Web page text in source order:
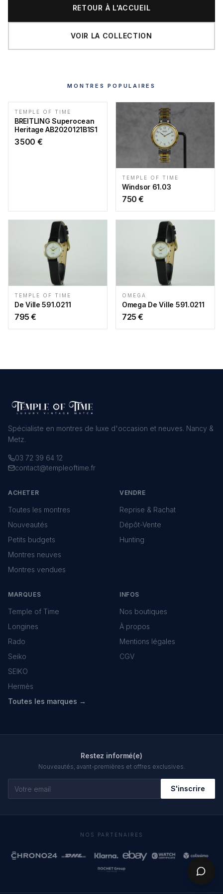
RETOUR À L'ACCUEIL
VOIR LA COLLECTION
MONTRES POPULAIRES
TEMPLE OF TIME
BREITLING Superocean
Heritage AB2020121B1S1
3 500 €
TEMPLE OF TIME
Windsor 61.03
750 €
TEMPLE OF TIME
De Ville 591.0211
795 €
OMEGA
Omega De Ville 591.0211
725 €
Spécialiste en montres de luxe d'occasion et neuves. Nancy &
Metz.
03 72 39 64 12
contact@templeoftime.fr
ACHETER
Toutes les montres
Nouveautés
Petits budgets
Montres neuves
Montres vendues
VENDRE
Reprise & Rachat
Dépôt-Vente
Hunting
MARQUES
Temple of Time
Longines
Rado
Seiko
SEIKO
Hermès
Toutes les marques →
INFOS
Nos boutiques
À propos
Mentions légales
CGV
Restez informé(e)
Nouveautés, avant-premières et offres exclusives.
S'inscrire
NOS PARTENAIRES